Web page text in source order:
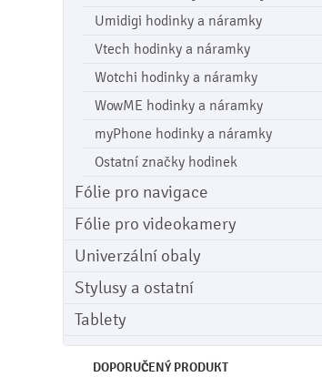
Umidigi hodinky a náramky
Vtech hodinky a náramky
Wotchi hodinky a náramky
WowME hodinky a náramky
myPhone hodinky a náramky
Ostatní značky hodinek
Fólie pro navigace
Fólie pro videokamery
Univerzální obaly
Stylusy a ostatní
Tablety
DOPORUČENÝ PRODUKT